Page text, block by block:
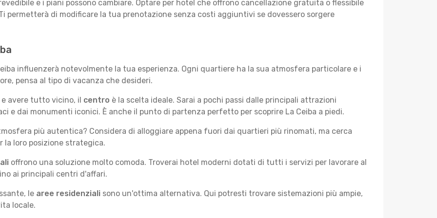
e i piani possono cambiare. Optare per hotel che offrono cancellazione gratuita o flessibile
permetterà di modificare la tua prenotazione senza costi aggiuntivi se dovessero sorgere
influenzerà notevolmente la tua esperienza. Ogni quartiere ha la sua atmosfera particolare e i
pensa al tipo di vacanza che desideri.
avere tutto vicino, il centro è la scelta ideale. Sarai a pochi passi dalle principali attrazioni
e dai monumenti iconici. È anche il punto di partenza perfetto per scoprire La Ceiba a piedi.
più autentica? Considera di alloggiare appena fuori dai quartieri più rinomati, ma cerca
loro posizione strategica.
offrono una soluzione molto comoda. Troverai hotel moderni dotati di tutti i servizi per lavorare al
ai principali centri d'affari.
le aree residenziali sono un'ottima alternativa. Qui potresti trovare sistemazioni più ampie,
locale.